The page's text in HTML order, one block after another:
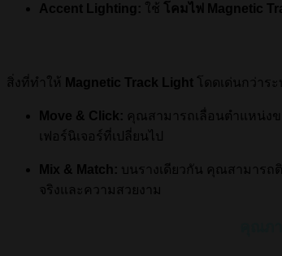
Accent Lighting: ใช้ โคมไฟ Magnetic
สิ่งที่ทำให้ Magnetic Track Light โดดเด่นกว่าร
Move & Click: คุณสามารถเลื่อนตำแหน่งข
เฟอร์นิเจอร์ที่เปลี่ยนไป
Mix & Match: บนรางเดียวกัน คุณสามารถ
จริงและความสวยงาม